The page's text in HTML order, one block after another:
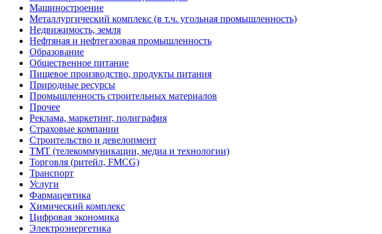
Машиностроение
Металлургический комплекс (в т.ч. угольная промышленность)
Недвижимость, земля
Нефтяная и нефтегазовая промышленность
Образование
Общественное питание
Пищевое производство, продукты питания
Природные ресурсы
Промышленность строительных материалов
Прочее
Реклама, маркетинг, полиграфия
Страховые компании
Строительство и девелопмент
ТМТ (телекоммуникации, медиа и технологии)
Торговля (ритейл, FMCG)
Транспорт
Услуги
Фармацевтика
Химический комплекс
Цифровая экономика
Электроэнергетика